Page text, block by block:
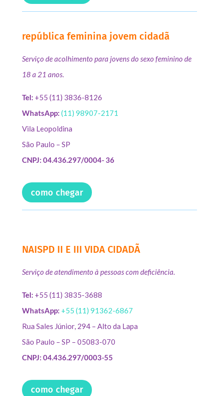
república feminina jovem cidadã
Serviço de acolhimento para jovens do sexo feminino de
18 a 21 anos.
Tel: +55 (11) 3836-8126
WhatsApp: (11) 98907-2171
Vila Leopoldina
São Paulo – SP
CNPJ: 04.436.297/0004- 36
como chegar
NAISPD II E III VIDA CIDADÃ
Serviço de atendimento à pessoas com deficiência.
Tel: +55 (11) 3835-3688
WhatsApp: +55 (11) 91362-6867
Rua Sales Júnior, 294 – Alto da Lapa
São Paulo – SP – 05083-070
CNPJ: 04.436.297/0003-55
como chegar